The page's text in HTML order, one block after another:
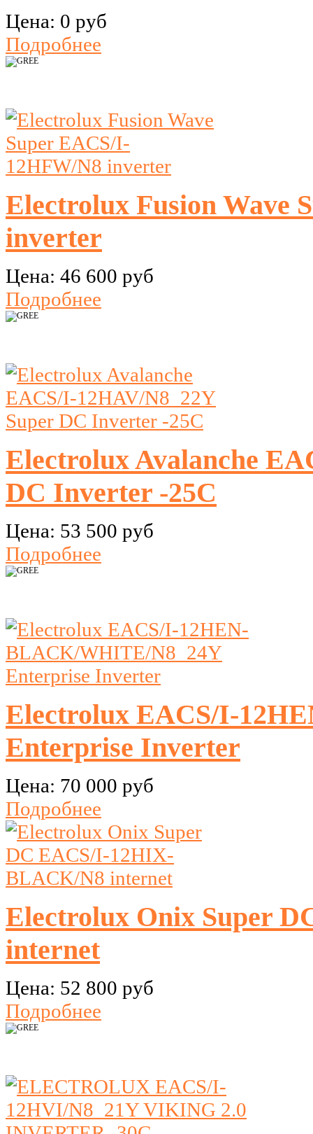
Цена: 0 руб
Подробнее
Electrolux Fusion Wave
inverter
Цена: 46 600 руб
Подробнее
Electrolux Avalanche
DC Inverter -25C
Цена: 53 500 руб
Подробнее
Electrolux EACS/I-
Enterprise Inverter
Цена: 70 000 руб
Подробнее
Electrolux Onix Super
internet
Цена: 52 800 руб
Подробнее